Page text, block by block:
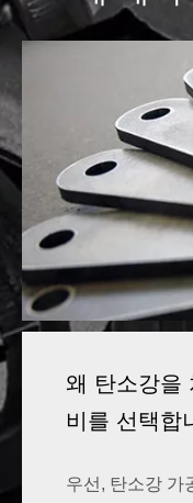
왜 탄소강을
비를 선택합
우선, 탄소강 가